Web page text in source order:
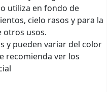
utiliza en fondo de
cielo rasos y para la
otros usos.
y pueden variar del color
recomienda ver los